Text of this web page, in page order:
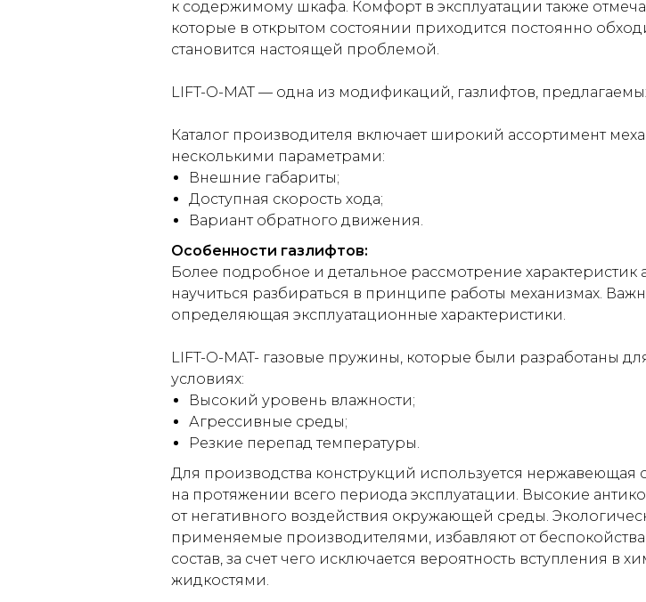
к содержимому шкафа. Комфорт в эксплуатации также
которые в открытом состоянии приходится постоянно
становится настоящей проблемой.
LIFT-O-MAT — одна из модификаций, газлифтов,
Каталог производителя включает широкий ассортимент
несколькими параметрами:
Внешние габариты;
Доступная скорость хода;
Вариант обратного движения.
Особенности газлифтов:
Более подробное и детальное рассмотрение характеристик
научиться разбираться в принципе работы механизмах.
определяющая эксплуатационные характеристики.
LIFT-O-MAT- газовые пружины, которые были разработаны
условиях:
Высокий уровень влажности;
Агрессивные среды;
Резкие перепад температуры.
Для производства конструкций используется нержавеющая
на протяжении всего периода эксплуатации. Высокие
от негативного воздействия окружающей среды.
применяемые производителями, избавляют от
состав, за счет чего исключается вероятность вступления
жидкостями.